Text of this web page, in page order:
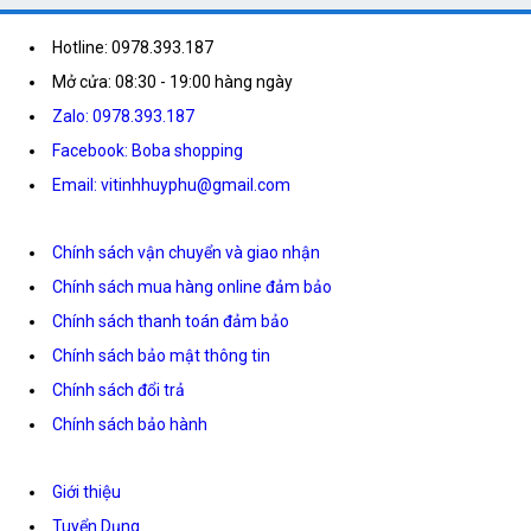
Hotline: 0978.393.187
Mở cửa: 08:30 - 19:00 hàng ngày
Zalo: 0978.393.187
Facebook: Boba shopping
Email: vitinhhuyphu@gmail.com
Chính sách vận chuyển và giao nhận
Chính sách mua hàng online đảm bảo
Chính sách thanh toán đảm bảo
Chính sách bảo mật thông tin
Chính sách đổi trả
Chính sách bảo hành
Giới thiệu
Tuyển Dụng